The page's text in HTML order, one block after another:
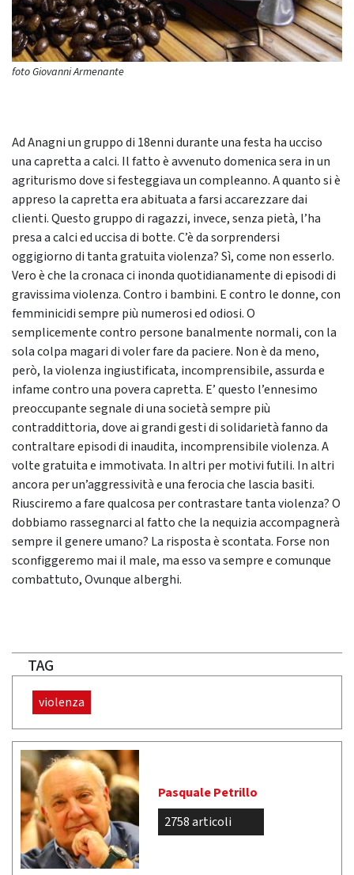
foto Giovanni Armenante
Ad Anagni un gruppo di 18enni durante una festa ha ucciso
una capretta a calci. Il fatto è avvenuto domenica sera in un
agriturismo dove si festeggiava un compleanno. A quanto si è
appreso la capretta era abituata a farsi accarezzare dai
clienti. Questo gruppo di ragazzi, invece, senza pietà, l’ha
presa a calci ed uccisa di botte. C’è da sorprendersi
oggigiorno di tanta gratuita violenza? Sì, come non esserlo.
Vero è che la cronaca ci inonda quotidianamente di episodi di
gravissima violenza. Contro i bambini. E contro le donne, con
femminicidi sempre più numerosi ed odiosi. O
semplicemente contro persone banalmente normali, con la
sola colpa magari di voler fare da paciere. Non è da meno,
però, la violenza ingiustificata, incomprensibile, assurda e
infame contro una povera capretta. E’ questo l’ennesimo
preoccupante segnale di una società sempre più
contraddittoria, dove ai grandi gesti di solidarietà fanno da
contraltare episodi di inaudita, incomprensibile violenza. A
volte gratuita e immotivata. In altri per motivi futili. In altri
ancora per un’aggressività e una ferocia che lascia basiti.
Riusciremo a fare qualcosa per contrastare tanta violenza? O
dobbiamo rassegnarci al fatto che la nequizia accompagnerà
sempre il genere umano? La risposta è scontata. Forse non
sconfiggeremo mai il male, ma esso va sempre e comunque
combattuto, Ovunque alberghi.
TAG
violenza
Pasquale Petrillo
2758 articoli